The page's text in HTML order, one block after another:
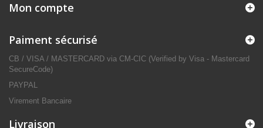
Mon compte
Paiment sécurisé
CB / VISA / MASTERCARD via CM-CIC (Verified by Visa - Mastercard
SecureCode)
PAYPAL
Virement Bancaire
Livraison